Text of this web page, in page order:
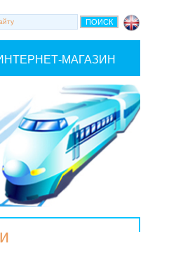
МАГАЗИН